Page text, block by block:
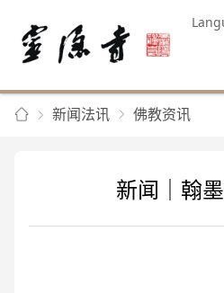
新闻法讯 佛教资讯
新闻｜翰